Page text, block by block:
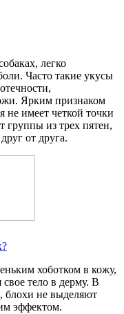
легко
Часто такие укусы
Ярким признаком
не имеет четкой точки
группы из трех пятен,
от друга.
хоботком в кожу,
свое тело в дерму. В
блохи не выделяют
эффектом.